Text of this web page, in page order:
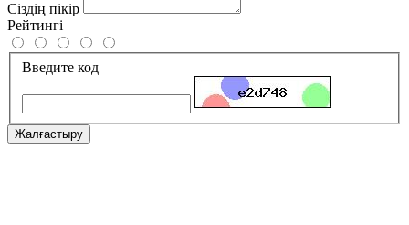
Сіздің пікір
Рейтингі
Введите код
Жалғастыру